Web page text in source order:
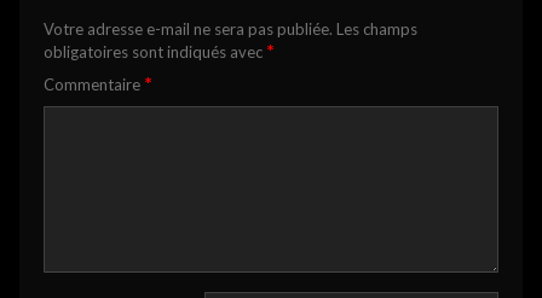
Votre adresse e-mail ne sera pas publiée. Les champs
obligatoires sont indiqués avec *
Commentaire *